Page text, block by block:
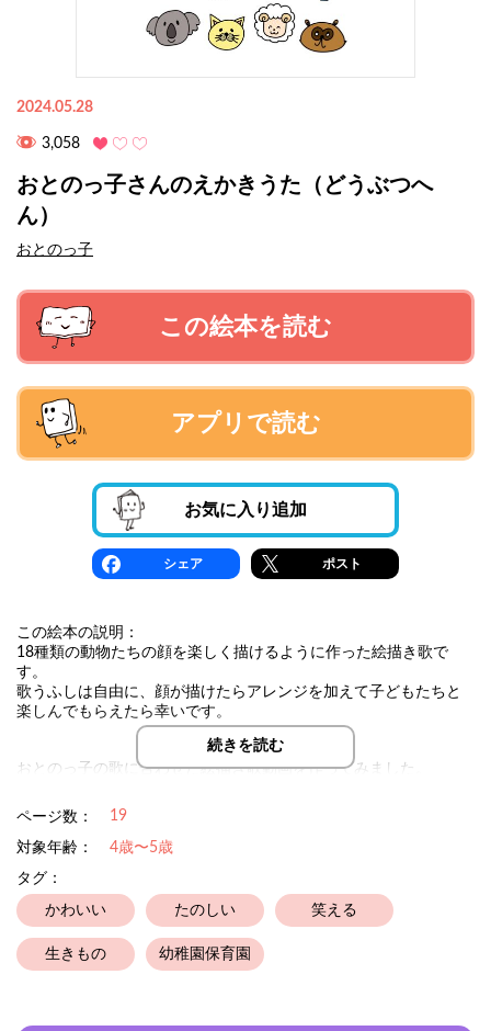
2024.05.28
3,058
おとのっ子さんのえかきうた（どうぶつへ
ん）
おとのっ子
この絵本を読む
アプリで読む
お気に入り追加
シェア ポスト
この絵本の説明：
18種類の動物たちの顔を楽しく描けるように作った絵描き歌で
す。
歌うふしは自由に、顔が描けたらアレンジを加えて子どもたちと
楽しんでもらえたら幸いです。
おとのっ子の歌に合わせた絵描き歌動画を作ってみました。
続きを読む
ページ数： 19
対象年齢：
4歳〜5歳
タグ：
かわいい たのしい 笑える
生きもの 幼稚園保育園